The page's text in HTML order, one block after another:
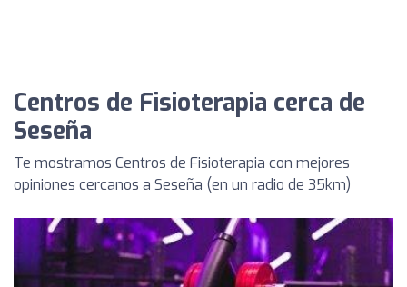
Centros de Fisioterapia cerca de
Seseña
Te mostramos Centros de Fisioterapia con mejores
opiniones cercanos a Seseña (en un radio de 35km)